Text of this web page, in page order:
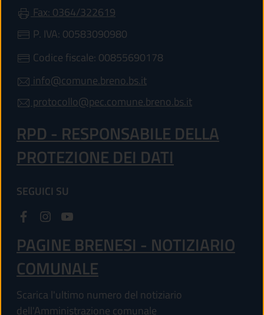
Fax: 0364/322619
P. IVA: 00583090980
Codice fiscale: 00855690178
info@comune.breno.bs.it
protocollo@pec.comune.breno.bs.it
RPD - RESPONSABILE DELLA
PROTEZIONE DEI DATI
SEGUICI SU
PAGINE BRENESI - NOTIZIARIO
COMUNALE
Scarica l'ultimo numero del notiziario
dell'Amministrazione comunale